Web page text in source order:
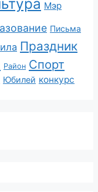
Мэр
Письма
Праздник
Район Спорт
Юбилей конкурс